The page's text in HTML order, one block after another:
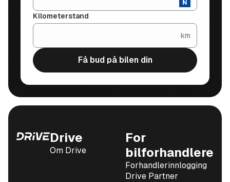
Kilometerstand
km
Få bud på bilen din
Drive
Om Drive
For
bilforhandlere
Forhandlerinnlogging
Drive Partner